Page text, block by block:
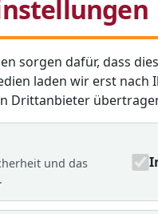
sorgen dafür, dass
laden wir erst nach
Drittanbieter
und das